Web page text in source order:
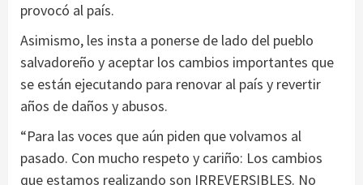
provocó al país.
Asimismo, les insta a ponerse de lado del pueblo
salvadoreño y aceptar los cambios importantes que
se están ejecutando para renovar al país y revertir
años de daños y abusos.
“Para las voces que aún piden que volvamos al
pasado. Con mucho respeto y cariño: Los cambios
que estamos realizando son IRREVERSIBLES. No